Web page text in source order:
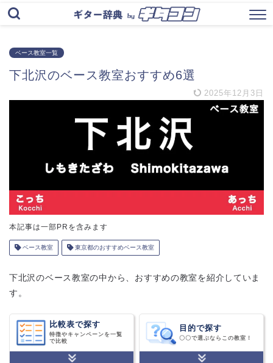
ベース教室一覧
下北沢のベース教室おすすめ6選
2025年12月3日
本記事は一部PRを含みます
ベース教室 東京都のおすすめベース教室
下北沢のベース教室の中から、おすすめの教室を紹介していま
す。
比較表で探す
特徴やキャンペーンを一覧
で比較
目的で探す
〇〇で選ぶならこの教室！